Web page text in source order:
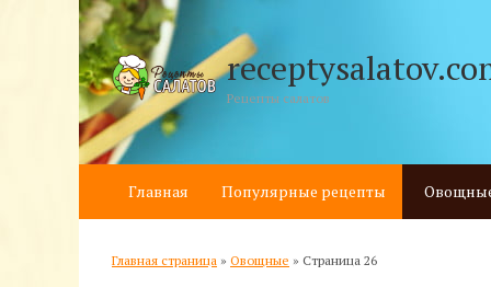
Рецепты салатов
Главная Популярные рецепты
Главная страница » Овощные » Страница 26